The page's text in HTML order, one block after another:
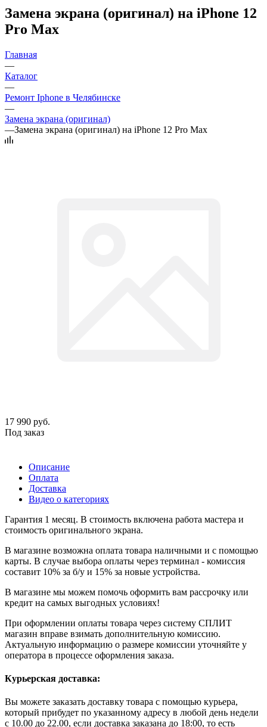
Замена экрана (оригинал) на iPhone 12
Pro Max
Главная
—
Каталог
—
Ремонт Iphone в Челябинске
—
Замена экрана (оригинал)
—Замена экрана (оригинал) на iPhone 12 Pro Max
17 990 руб.
Под заказ
Описание
Оплата
Доставка
Видео о категориях
Гарантия 1 месяц. В стоимость включена работа мастера и
стоимость оригинального экрана.
В магазине возможна оплата товара наличными и с помощью
карты. В случае выбора оплаты через терминал - комиссия
составит 10% за б/у и 15% за новые устройства.
В магазине мы можем помочь оформить вам рассрочку или
кредит на самых выгодных условиях!
При оформлении оплаты товара через систему СПЛИТ
магазин вправе взимать дополнительную комиссию.
Актуальную информацию о размере комиссии уточняйте у
оператора в процессе оформления заказа.
Курьерская доставка:
Вы можете заказать доставку товара с помощью курьера,
который прибудет по указанному адресу в любой день недели
с 10.00 до 22.00, если доставка заказана до 18:00, то есть